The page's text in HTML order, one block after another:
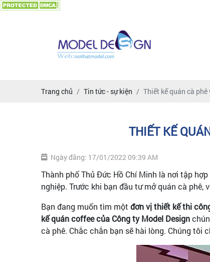
Trang chủ Tin tức - sự kiện Thiết kế quán cà
THIẾT KẾ
Ngày đăng: 17/01/2022 09:39 AM
Thành phố Thủ Đức Hồ Chí Minh là nơi tập
nghiệp. Trước khi bạn đầu tư mở quán cà phê,
Bạn đang muốn tìm một đơn vị thiết kế thi
kế quán coffee của Công ty Model Design
cà phê. Chắc chắn bạn sẽ hài lòng. Chúng tôi